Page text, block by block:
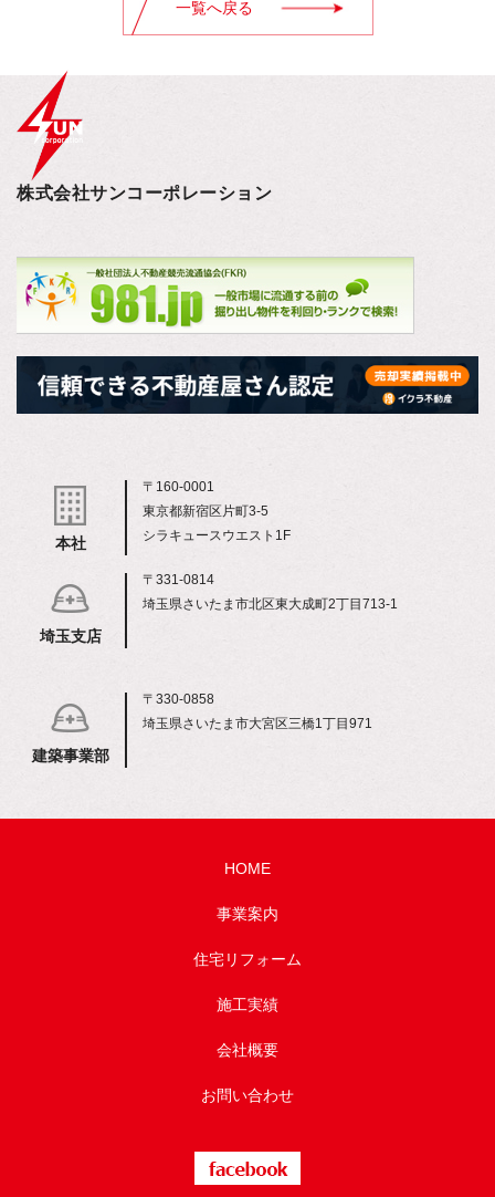
一覧へ戻る
株式会社サンコーポレーション
本社
〒160-0001
東京都新宿区片町3-5
シラキュースウエスト1F
埼玉支店
〒331-0814
埼玉県さいたま市北区東大成町2丁目713-1
建築事業部
〒330-0858
埼玉県さいたま市大宮区三橋1丁目971
HOME
事業案内
住宅リフォーム
施工実績
会社概要
お問い合わせ